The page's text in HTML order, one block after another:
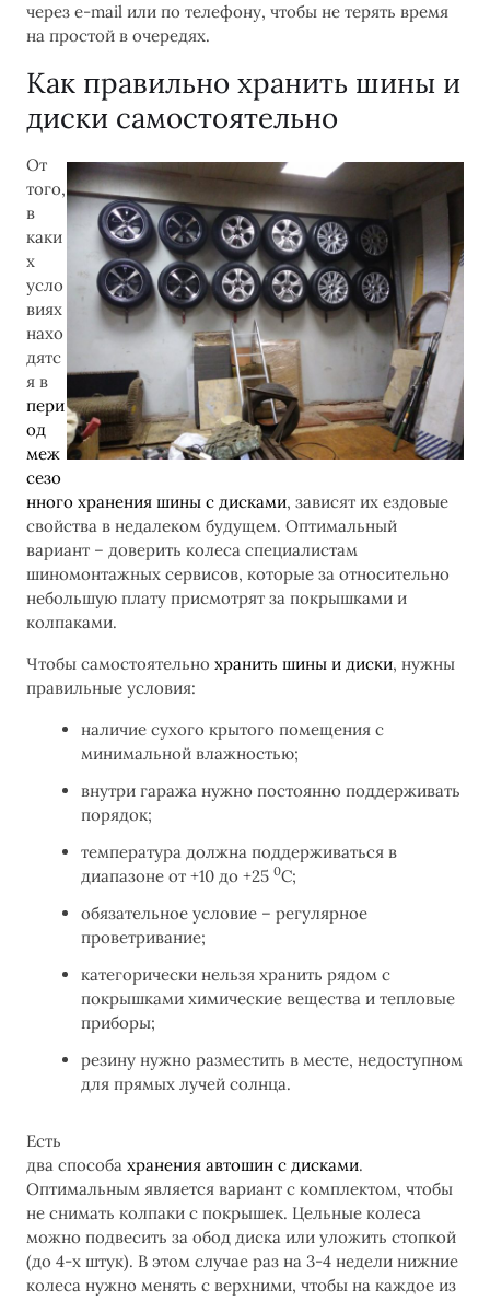
через e-mail или по телефону, чтобы не терять время
на простой в очередях.
Как правильно хранить шины и
диски самостоятельно
От
того,
в
каки
х
усло
виях
нахо
дятс
я в
пери
од
меж
сезо
нного хранения шины с дисками, зависят их ездовые
свойства в недалеком будущем. Оптимальный
вариант – доверить колеса специалистам
шиномонтажных сервисов, которые за относительно
небольшую плату присмотрят за покрышками и
колпаками.
Чтобы самостоятельно хранить шины и диски, нужны
правильные условия:
наличие сухого крытого помещения с
минимальной влажностью;
внутри гаража нужно постоянно поддерживать
порядок;
температура должна поддерживаться в
диапазоне от +10 до +25 0C;
обязательное условие – регулярное
проветривание;
категорически нельзя хранить рядом с
покрышками химические вещества и тепловые
приборы;
резину нужно разместить в месте, недоступном
для прямых лучей солнца.
Есть
два способа хранения автошин с дисками.
Оптимальным является вариант с комплектом, чтобы
не снимать колпаки с покрышек. Цельные колеса
можно подвесить за обод диска или уложить стопкой
(до 4-х штук). В этом случае раз на 3-4 недели нижние
колеса нужно менять с верхними, чтобы на каждое из